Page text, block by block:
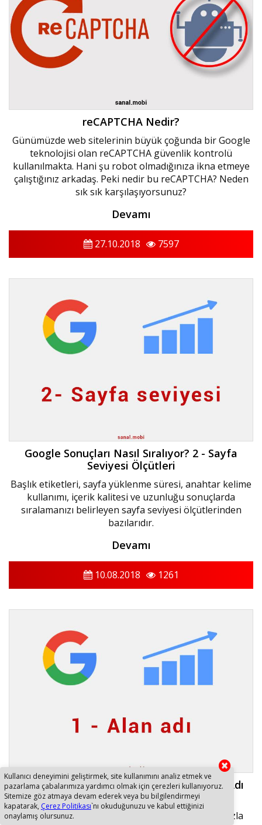
reCAPTCHA Nedir?
Günümüzde web sitelerinin büyük çoğunda bir Google
teknolojisi olan reCAPTCHA güvenlik kontrolü
kullanılmakta. Hani şu robot olmadığınıza ikna etmeye
çalıştığınız arkadaş. Peki nedir bu reCAPTCHA? Neden
sık sık karşılaşıyorsunuz?
Devamı
27.10.2018 7597
Google Sonuçları Nasıl Sıralıyor? 2 - Sayfa
Seviyesi Ölçütleri
Başlık etiketleri, sayfa yüklenme süresi, anahtar kelime
kullanımı, içerik kalitesi ve uzunluğu sonuçlarda
sıralamanızı belirleyen sayfa seviyesi ölçütlerinden
bazılarıdır.
Devamı
10.08.2018 1261
Google Sonuçları Nasıl Sıralıyor? 1 - Alan Adı
Ölçütleri
Google, yapılan aramaya ait sonuçları 200’den fazla
Kullanıcı deneyimini geliştirmek, site kullanımını analiz etmek ve
pazarlama çabalarımıza yardımcı olmak için çerezleri kullanıyoruz.
Sitemize göz atmaya devam ederek veya bu bilgilendirmeyi
kapatarak, Çerez Politikası`nı okuduğunuzu ve kabul ettiğinizi
onaylamış olursunuz.